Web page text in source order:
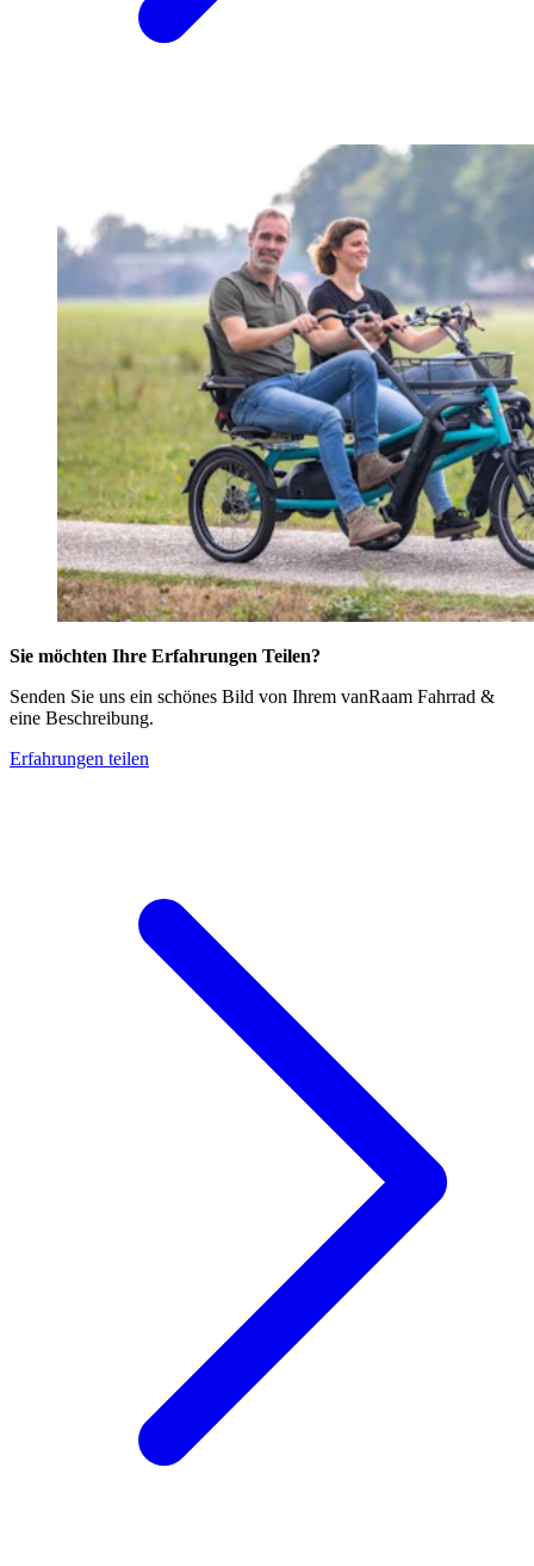
Sie möchten Ihre Erfahrungen Teilen?
Senden Sie uns ein schönes Bild von Ihrem vanRaam Fahrrad &
eine Beschreibung.
Erfahrungen teilen